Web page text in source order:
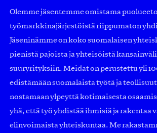
Olemme jäsentemme omistama
työmarkkinajärjestöistä riippumaton
Jäseninämme on koko suomalaisen
pienistä pajoista ja yhteisöistä
suuryrityksiin. Meidät on perustettu yli
edistämään suomalaista työtä ja
nostamaan ylpeyttä kotimaisesta
yhä, että työ yhdistää ihmisiä ja rakentaa
elinvoimaista yhteiskuntaa. Me